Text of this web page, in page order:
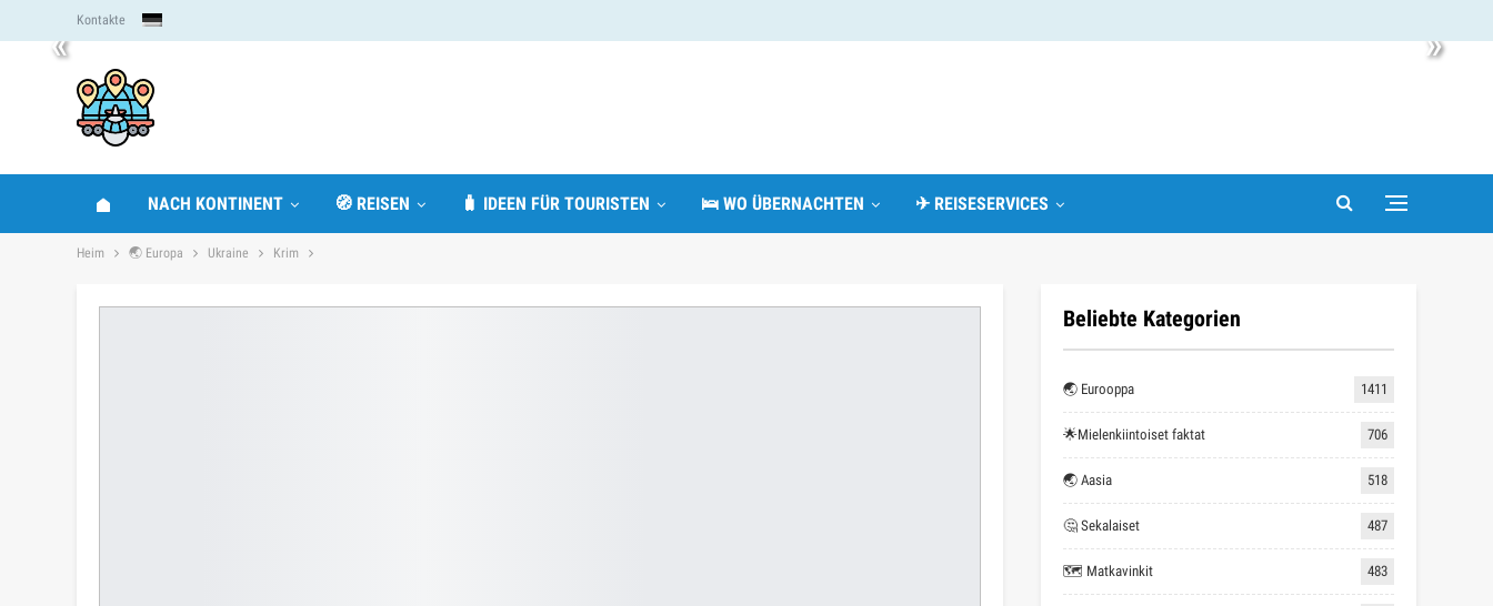
« »
Kontakte
NACH KONTINENT 🧭 REISEN 🧳 IDEEN FÜR TOURISTEN 🛌 WO ÜBERNACHTEN ✈ REISESERVICES
Heim 🌏 Europa Ukraine Krim
Beliebte Kategorien
🌏 Eurooppa 1411
🌟Mielenkiintoiset faktat 706
🌏 Aasia 518
🤔 Sekalaiset 487
🗺 Matkavinkit 483